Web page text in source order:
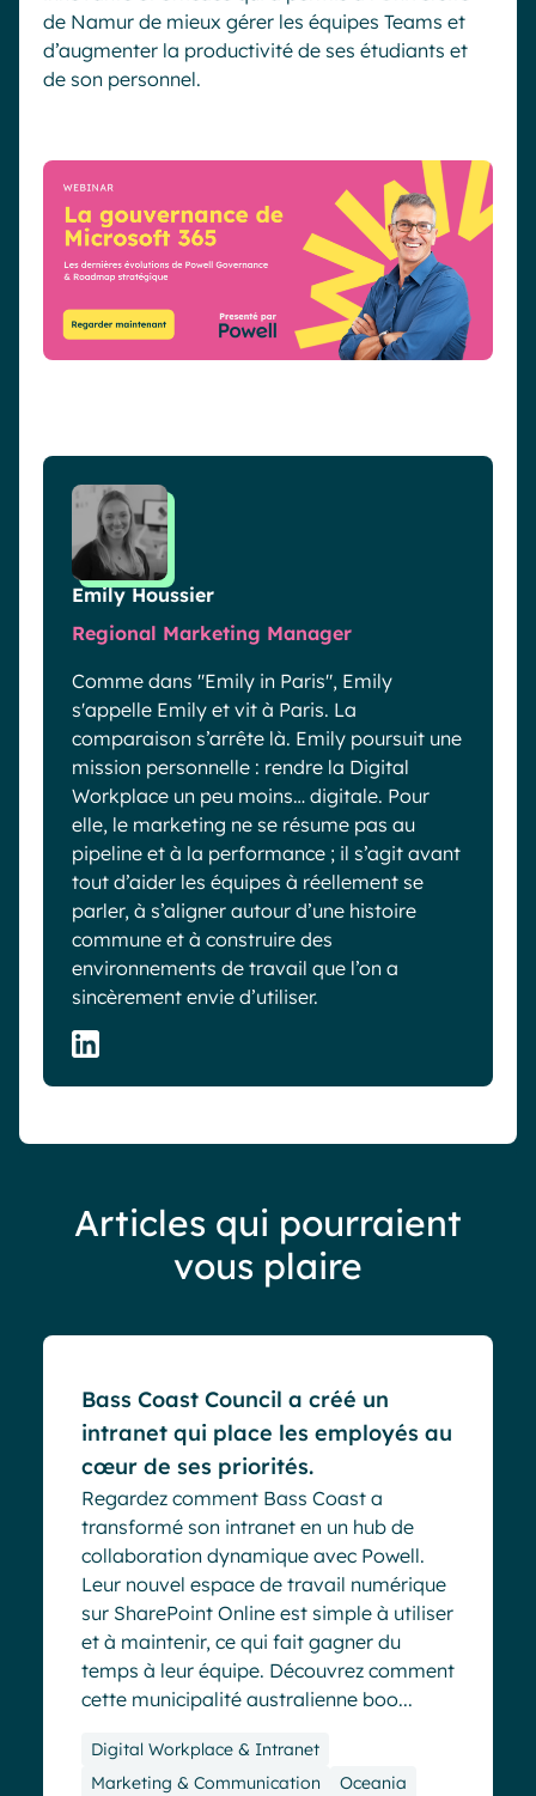
de Namur de mieux gérer les équipes Teams et
d’augmenter la productivité de ses étudiants et
de son personnel.
Emily Houssier
Regional Marketing Manager
Comme dans "Emily in Paris", Emily
s'appelle Emily et vit à Paris. La
comparaison s’arrête là. Emily poursuit une
mission personnelle : rendre la Digital
Workplace un peu moins… digitale. Pour
elle, le marketing ne se résume pas au
pipeline et à la performance ; il s’agit avant
tout d’aider les équipes à réellement se
parler, à s’aligner autour d’une histoire
commune et à construire des
environnements de travail que l’on a
sincèrement envie d’utiliser.
Articles qui pourraient
vous plaire
Bass Coast Council a créé un
intranet qui place les employés au
cœur de ses priorités.
Regardez comment Bass Coast a
transformé son intranet en un hub de
collaboration dynamique avec Powell.
Leur nouvel espace de travail numérique
sur SharePoint Online est simple à utiliser
et à maintenir, ce qui fait gagner du
temps à leur équipe. Découvrez comment
cette municipalité australienne boo...
Digital Workplace & Intranet
Marketing & Communication
Oceania